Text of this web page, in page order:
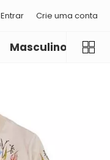
Entrar Crie uma conta
Masculino